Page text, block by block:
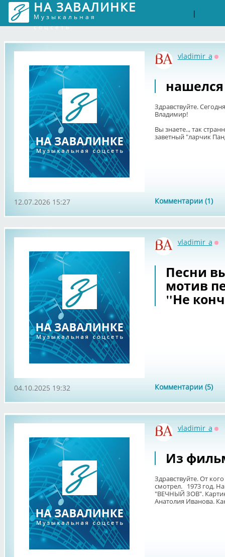
НА ЗАВАЛИНКЕ
Музыкальная
соцсеть
|
vladimir_a
Здравствуйте.
Владимир!
Вы знаете.., так
заветный "ларчик
Комментарии (1)
12.07.2026 15:27
vladimir_a
Песни
мотив
"Не
Комментарии (5)
04.10.2025 19:32
vladimir_a
Из
Здравствуйте. От
смотрел. 1973 год.
"ВЕЧНЫЙ ЗОВ".
Анатолия Иванова.